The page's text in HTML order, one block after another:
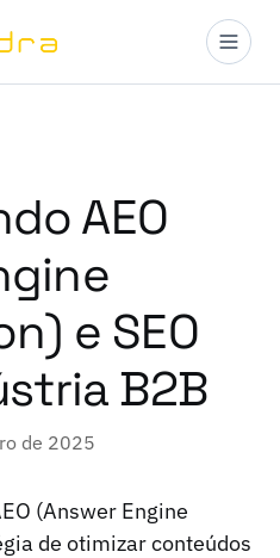
AEO
e SEO
B2B
de 2025
(Answer Engine
de otimizar conteúdos